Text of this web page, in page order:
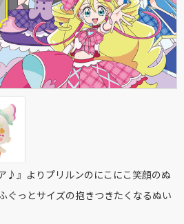
♪』よりプリルンのにこにこ笑顔のぬ
ぐっとサイズの抱きつきたくなるぬい